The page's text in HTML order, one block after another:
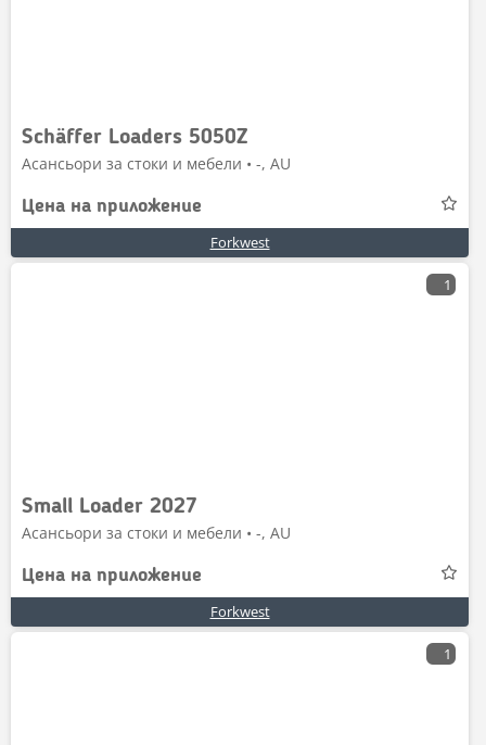
Schäffer Loaders 5050Z
Асансьори за стоки и мебели • -, AU
Цена на приложение
Forkwest
1
Small Loader 2027
Асансьори за стоки и мебели • -, AU
Цена на приложение
Forkwest
1